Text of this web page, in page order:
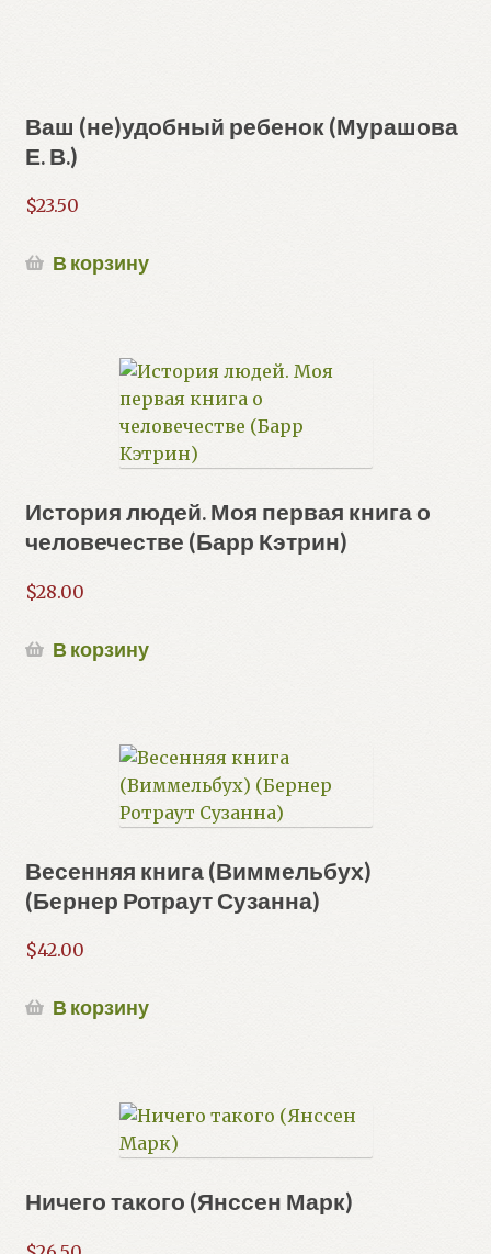
Ваш (не)удобный ребенок (Мурашова
Е. В.)
$23.50
В корзину
История людей. Моя первая книга о
человечестве (Барр Кэтрин)
$28.00
В корзину
Весенняя книга (Виммельбух)
(Бернер Ротраут Сузанна)
$42.00
В корзину
Ничего такого (Янссен Марк)